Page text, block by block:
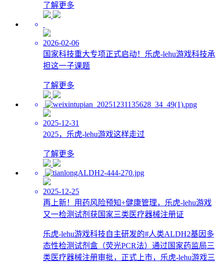
了解更多
2026-02-06
国家科技重大专项正式启动！乐虎-lehu游戏科技承
担这一子课题
了解更多
2025-12-31
2025，乐虎-lehu游戏这样走过
了解更多
2025-12-25
再上新！用药风险预知+健康管理，乐虎-lehu游戏
又一检测试剂获国家三类医疗器械注册证
乐虎-lehu游戏科技自主研发的#人类ALDH2基因多
态性检测试剂盒（荧光PCR法）通过国家药监局三
类医疗器械注册审批，正式上市，乐虎-lehu游戏三